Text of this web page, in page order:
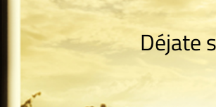
Déjate